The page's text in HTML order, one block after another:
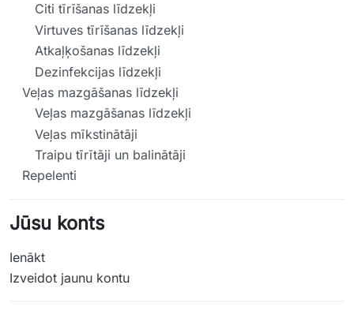
Citi tīrīšanas līdzekļi
Virtuves tīrīšanas līdzekļi
Atkaļķošanas līdzekļi
Dezinfekcijas līdzekļi
Veļas mazgāšanas līdzekļi
Veļas mazgāšanas līdzekļi
Veļas mīkstinātāji
Traipu tīrītāji un balinātāji
Repelenti
Jūsu konts
Ienākt
Izveidot jaunu kontu